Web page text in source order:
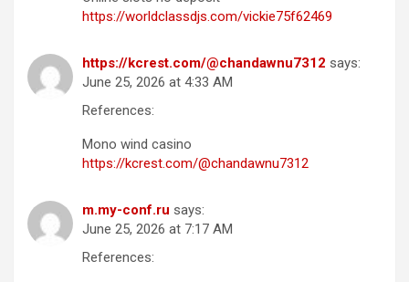
https://worldclassdjs.com/vickie75f62469
https://kcrest.com/@chandawnu7312 says:
June 25, 2026 at 4:33 AM
References:
Mono wind casino
https://kcrest.com/@chandawnu7312
m.my-conf.ru says:
June 25, 2026 at 7:17 AM
References: